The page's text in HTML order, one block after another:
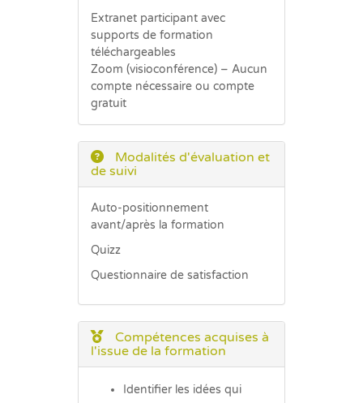
Extranet participant avec
supports de formation
téléchargeables
Zoom (visioconférence) – Aucun
compte nécessaire ou compte
gratuit
Modalités d'évaluation et
de suivi
Auto-positionnement
avant/après la formation
Quizz
Questionnaire de satisfaction
Compétences acquises à
l'issue de la formation
Identifier les idées qui